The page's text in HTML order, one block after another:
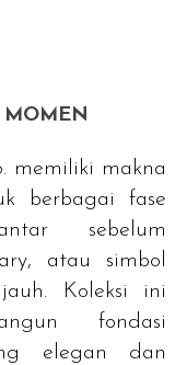
memiliki makna
berbagai fase
sebelum
, atau simbol
Koleksi ini
fondasi
elegan dan